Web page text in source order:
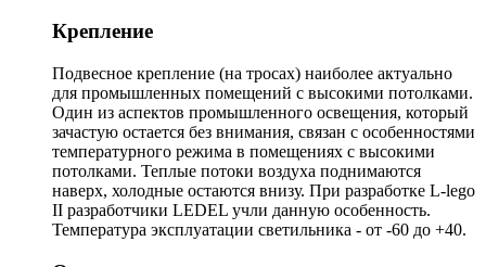
Крепление
Подвесное крепление (на тросах) наиболее актуально
для промышленных помещений с высокими потолками.
Один из аспектов промышленного освещения, который
зачастую остается без внимания, связан с особенностями
температурного режима в помещениях с высокими
потолками. Теплые потоки воздуха поднимаются
наверх, холодные остаются внизу. При разработке L-lego
II разработчики LEDEL учли данную особенность.
Температура эксплуатации светильника - от -60 до +40.